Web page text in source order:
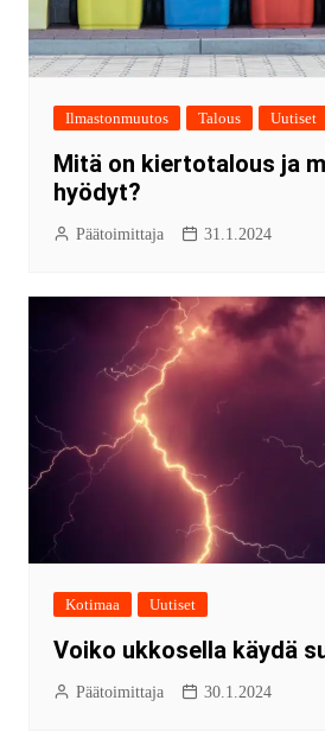
Ilmastonmuutos Talous Uutiset
Mitä on kiertotalous ja
hyödyt?
Päätoimittaja 31.1.2024
Kotimaa Uutiset
Voiko ukkosella käydä
Päätoimittaja 30.1.2024